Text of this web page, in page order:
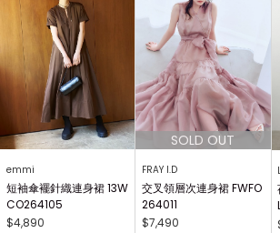
emmi
短袖傘襬針織連身裙 13W
CO264105
$4,890
FRAY I.D
交叉領層次連身裙 FWFO
264011
$7,490